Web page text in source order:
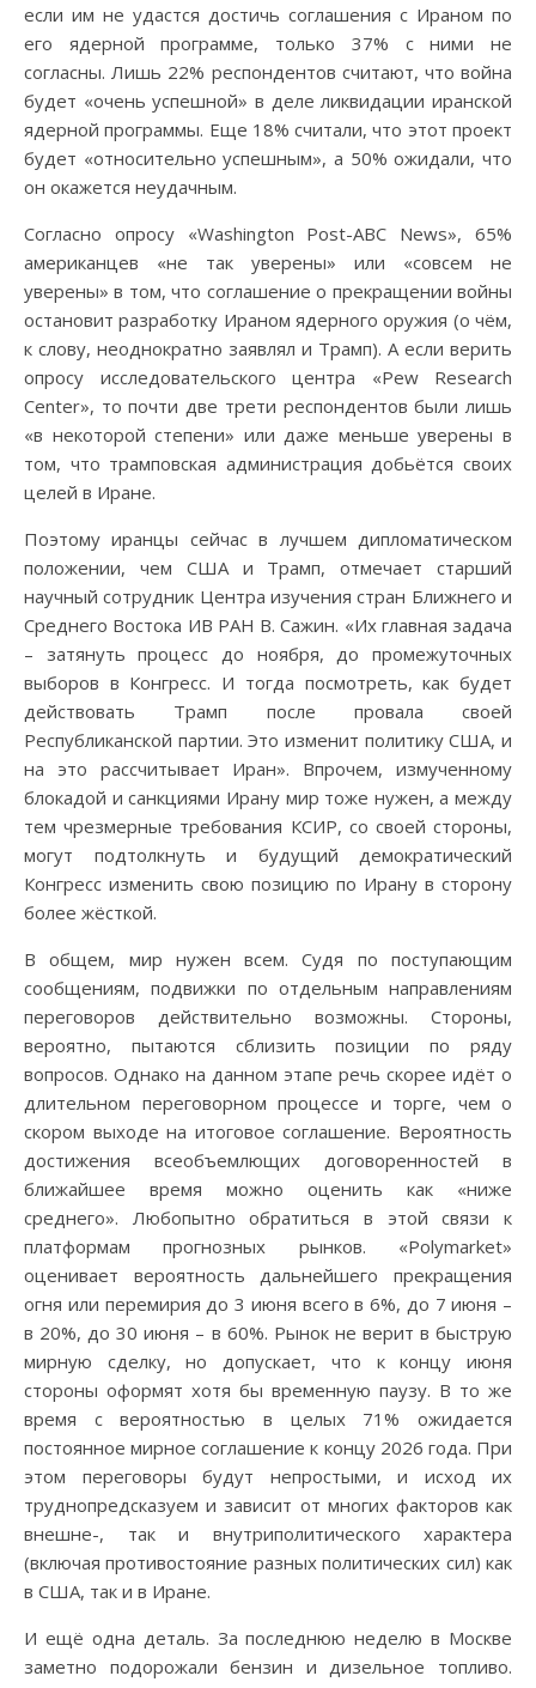
если им не удастся достичь соглашения с Ираном по
его ядерной программе, только 37% с ними не
согласны. Лишь 22% респондентов считают, что война
будет «очень успешной» в деле ликвидации иранской
ядерной программы. Еще 18% считали, что этот проект
будет «относительно успешным», а 50% ожидали, что
он окажется неудачным.
Согласно опросу «Washington Post-ABC News», 65%
американцев «не так уверены» или «совсем не
уверены» в том, что соглашение о прекращении войны
остановит разработку Ираном ядерного оружия (о чём,
к слову, неоднократно заявлял и Трамп). А если верить
опросу исследовательского центра «Pew Research
Center», то почти две трети респондентов были лишь
«в некоторой степени» или даже меньше уверены в
том, что трамповская администрация добьётся своих
целей в Иране.
Поэтому иранцы сейчас в лучшем дипломатическом
положении, чем США и Трамп, отмечает старший
научный сотрудник Центра изучения стран Ближнего и
Среднего Востока ИВ РАН В. Сажин. «Их главная задача
– затянуть процесс до ноября, до промежуточных
выборов в Конгресс. И тогда посмотреть, как будет
действовать Трамп после провала своей
Республиканской партии. Это изменит политику США, и
на это рассчитывает Иран». Впрочем, измученному
блокадой и санкциями Ирану мир тоже нужен, а между
тем чрезмерные требования КСИР, со своей стороны,
могут подтолкнуть и будущий демократический
Конгресс изменить свою позицию по Ирану в сторону
более жёсткой.
В общем, мир нужен всем. Судя по поступающим
сообщениям, подвижки по отдельным направлениям
переговоров действительно возможны. Стороны,
вероятно, пытаются сблизить позиции по ряду
вопросов. Однако на данном этапе речь скорее идёт о
длительном переговорном процессе и торге, чем о
скором выходе на итоговое соглашение. Вероятность
достижения всеобъемлющих договоренностей в
ближайшее время можно оценить как «ниже
среднего». Любопытно обратиться в этой связи к
платформам прогнозных рынков. «Polymarket»
оценивает вероятность дальнейшего прекращения
огня или перемирия до 3 июня всего в 6%, до 7 июня –
в 20%, до 30 июня – в 60%. Рынок не верит в быструю
мирную сделку, но допускает, что к концу июня
стороны оформят хотя бы временную паузу. В то же
время с вероятностью в целых 71% ожидается
постоянное мирное соглашение к концу 2026 года. При
этом переговоры будут непростыми, и исход их
труднопредсказуем и зависит от многих факторов как
внешне-, так и внутриполитического характера
(включая противостояние разных политических сил) как
в США, так и в Иране.
И ещё одна деталь. За последнюю неделю в Москве
заметно подорожали бензин и дизельное топливо.